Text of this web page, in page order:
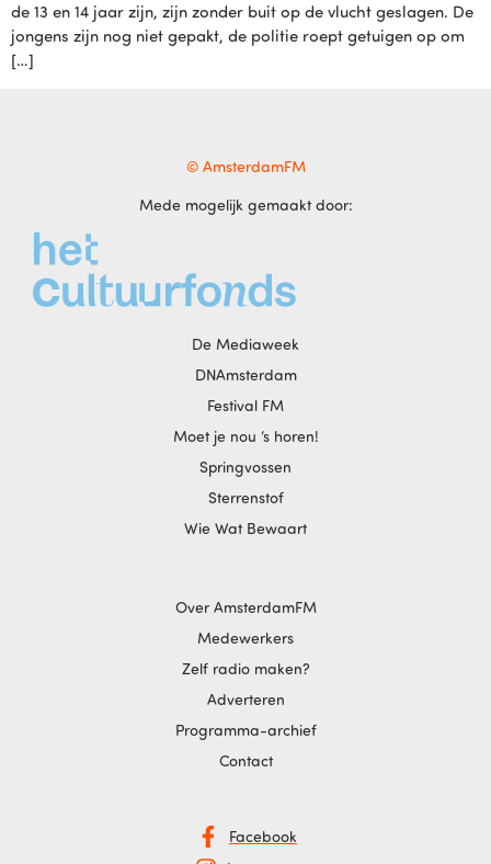
de 13 en 14 jaar zijn, zijn zonder buit op de vlucht geslagen. De
jongens zijn nog niet gepakt, de politie roept getuigen op om
[…]
© AmsterdamFM
Mede mogelijk gemaakt door:
De Mediaweek
DNAmsterdam
Festival FM
Moet je nou ‘s horen!
Springvossen
Sterrenstof
Wie Wat Bewaart
Over AmsterdamFM
Medewerkers
Zelf radio maken?
Adverteren
Programma-archief
Contact
Facebook